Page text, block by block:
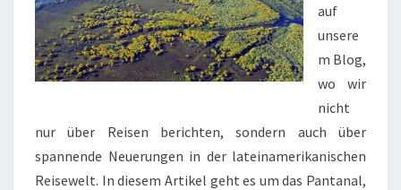
auf
unsere
m Blog,
wo wir
nicht
nur über Reisen berichten, sondern auch über
spannende Neuerungen in der lateinamerikanischen
Reisewelt. In diesem Artikel geht es um das Pantanal,